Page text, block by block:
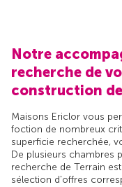
Notre
recherche de
construction
Maisons Ericlor vous
foction de nombreux
superficie recherchée,
De plusieurs chambres
recherche de Terrain
sélection d'offres